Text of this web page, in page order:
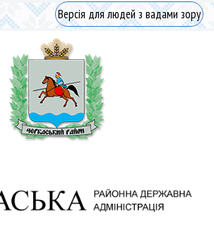
Версія для людей з вадами зору